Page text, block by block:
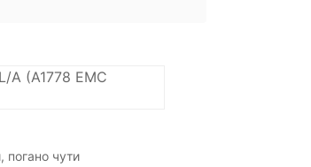
A (A1778 EMC
погано чути